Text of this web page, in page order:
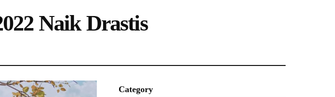
Naik Drastis
Category